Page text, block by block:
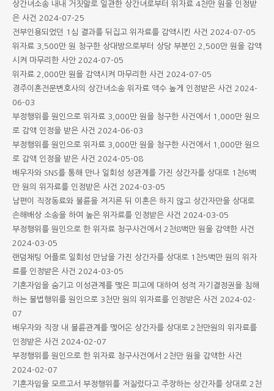
상간녀소송 내내 거짓말로 일관한 상간녀로부터 위자료 4천만 원을 인정받
은 사건 2024-07-25
전부인용되었던 1심 결과를 뒤집고 위자료를 감액시킨 사건 2024-07-05
위자료 3,500만 원 청구한 상대방으로부터 상당 부분인 2,500만 원을 감액
시켜 마무리한 사안 2024-07-05
위자료 2,000만 원을 감액시켜 마무리한 사건 2024-07-05
경주이혼전문변호사의 상간녀소송 위자료 액수 높게 인정받은 사건 2024-
06-03
부정행위를 원인으로 위자료 3,000만 원을 청구한 사건에서 1,000만 원으
로 감액 인정을 받은 사건 2024-06-03
부정행위를 원인으로 위자료 3,000만 원을 청구한 사건에서 1,000만 원으
로 감액 인정을 받은 사건 2024-05-08
배우자와 SNS를 통해 만나 일회성 성관계를 가진 상간자를 상대로 1천6백
만 원의 위자료를 인정받은 사건 2024-03-05
남편이 직장동료와 불륜을 저지른 뒤 이혼은 하지 않고 상간자만을 상대로
손해배상 소송을 하여 높은 위자료를 인정받은 사건 2024-03-05
부정행위를 원인으로 한 위자료 청구사건에서 2천8백만 원을 감액한 사건
2024-03-05
랜덤채팅 어플로 일회성 만남을 가진 상간자를 상대로 1천5백만 원의 위자
료를 인정받은 사건 2024-03-05
기혼자임을 숨기고 이성관계를 맺은 피고에 대하여 성적 자기결정권을 침해
하는 불법행위를 원인으로 3천만 원의 위자료를 인정받은 사건 2024-02-
07
배우자와 직장 내 불륜관계를 맺어온 상간자를 상대로 2천만원의 위자료를
인정받은 사건 2024-02-07
부정행위를 원인으로 한 위자료 청구사건에서 2천만 원을 감액한 사건
2024-02-07
기혼자임을 모르고서 부정행위를 저질렀다고 주장하는 상간자를 상대로 2천